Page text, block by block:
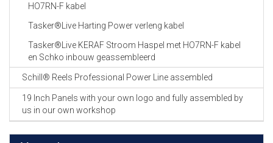
HO7RN-F kabel
Tasker®Live Harting Power verleng kabel
Tasker®Live KERAF Stroom Haspel met HO7RN-F kabel
en Schko inbouw geassembleerd
Schill® Reels Professional Power Line assembled
19 Inch Panels with your own logo and fully assembled by
us in our own workshop